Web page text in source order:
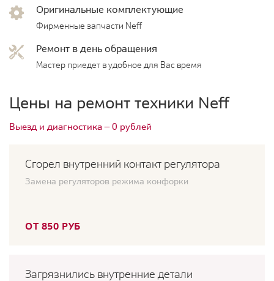
Оригинальные комплектующие
Фирменные запчасти Neff
Ремонт в день обращения
Мастер приедет в удобное для Вас время
Цены на ремонт техники Neff
Выезд и диагностика — 0 рублей
Сгорел внутренний контакт регулятора
Замена регуляторов режима конфорки
ОТ 850 РУБ
Загрязнились внутренние детали